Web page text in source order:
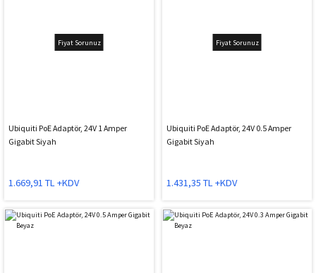
Fiyat Sorunuz
Ubiquiti PoE Adaptör, 24V 1 Amper
Gigabit Siyah
1.669,91 TL +KDV
Fiyat Sorunuz
Ubiquiti PoE Adaptör, 24V 0.5 Amper
Gigabit Siyah
1.431,35 TL +KDV